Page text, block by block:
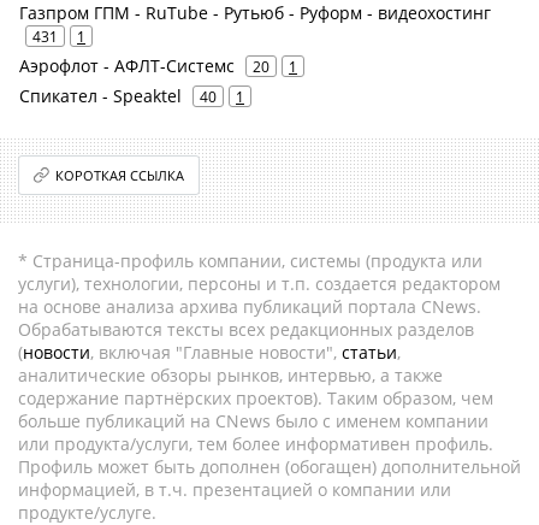
Газпром ГПМ - RuTube - Рутьюб - Руформ - видеохостинг
431 1
Аэрофлот - АФЛТ-Системс 20 1
Спикател - Speaktel 40 1
КОРОТКАЯ ССЫЛКА
* Страница-профиль компании, системы (продукта или
услуги), технологии, персоны и т.п. создается редактором
на основе анализа архива публикаций портала CNews.
Обрабатываются тексты всех редакционных разделов
(новости, включая "Главные новости", статьи,
аналитические обзоры рынков, интервью, а также
содержание партнёрских проектов). Таким образом, чем
больше публикаций на CNews было с именем компании
или продукта/услуги, тем более информативен профиль.
Профиль может быть дополнен (обогащен) дополнительной
информацией, в т.ч. презентацией о компании или
продукте/услуге.